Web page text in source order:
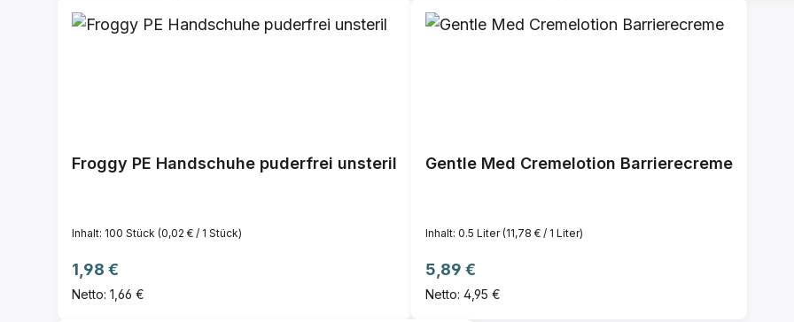
Froggy PE Handschuhe puderfrei unsteril
Inhalt: 100 Stück (0,02 € / 1 Stück)
Regulärer Preis:
1,98 €
Netto: 1,66 €
Gentle Med Cremelotion Barrierecreme
Inhalt: 0.5 Liter(11,78 € / 1 Liter)
Regulärer Preis:
5,89 €
Netto: 4,95 €